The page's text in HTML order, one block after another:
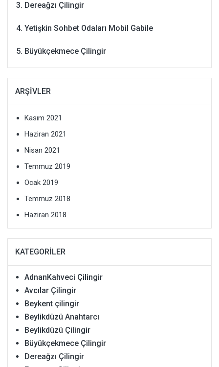
Dereağzı Çilingir
Yetişkin Sohbet Odaları Mobil Gabile
Büyükçekmece Çilingir
ARŞIVLER
Kasım 2021
Haziran 2021
Nisan 2021
Temmuz 2019
Ocak 2019
Temmuz 2018
Haziran 2018
KATEGORILER
AdnanKahveci Çilingir
Avcılar Çilingir
Beykent çilingir
Beylikdüzü Anahtarcı
Beylikdüzü Çilingir
Büyükçekmece Çilingir
Dereağzı Çilingir